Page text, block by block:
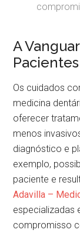
A
Pacientes
Os cuidados
medicina
oferecer
menos
diagnóstico e
exemplo,
paciente e
Adavilla –
especializadas
compromisso